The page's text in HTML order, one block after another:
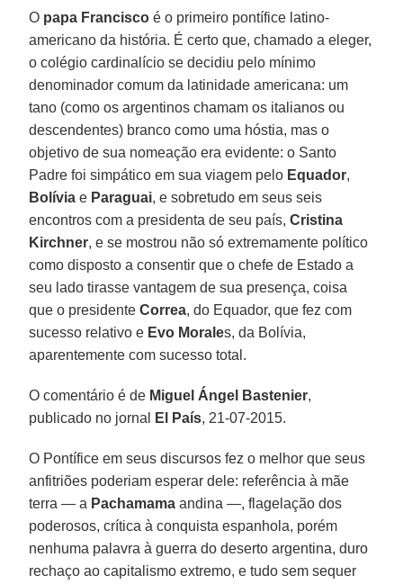
O papa Francisco é o primeiro pontífice latino-
americano da história. É certo que, chamado a eleger,
o colégio cardinalício se decidiu pelo mínimo
denominador comum da latinidade americana: um
tano (como os argentinos chamam os italianos ou
descendentes) branco como uma hóstia, mas o
objetivo de sua nomeação era evidente: o Santo
Padre foi simpático em sua viagem pelo Equador,
Bolívia e Paraguai, e sobretudo em seus seis
encontros com a presidenta de seu país,Cristina
Kirchner, e se mostrou não só extremamente político
como disposto a consentir que o chefe de Estado a
seu lado tirasse vantagem de sua presença, coisa
que o presidenteCorrea, do Equador, que fez com
sucesso relativo e Evo Morales, da Bolívia,
aparentemente com sucesso total.
O comentário é de Miguel Ángel Bastenier,
publicado no jornal
El País, 21-07-2015.
O Pontífice em seus discursos fez o melhor que seus
anfitriões poderiam esperar dele: referência à mãe
terra — a Pachamama andina —, flagelação dos
poderosos, crítica à conquista espanhola, porém
nenhuma palavra à guerra do deserto argentina, duro
rechaço ao capitalismo extremo, e tudo sem sequer